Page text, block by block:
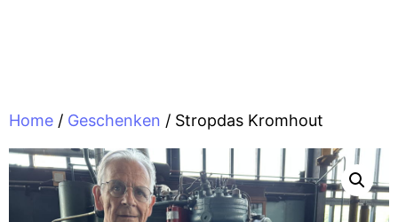
Home / Geschenken / Stropdas Kromhout